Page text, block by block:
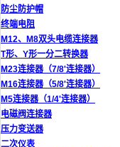
防尘防护帽
终端电阻
M12、M8双头电缆连接器
T形、Y形一分二转换器
M23连接器（7/8'连接器）
M16连接器（5/8'连接器）
M5连接器（1/4'连接器）
电磁阀连接器
压力变送器
二次仪表